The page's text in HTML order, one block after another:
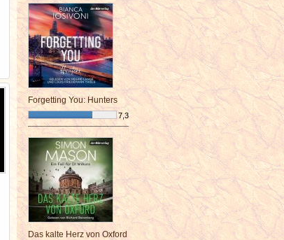
Forgetting You: Hunters
7,3
¯¯¯¯¯¯¯¯¯¯¯¯¯¯¯¯¯¯¯¯¯¯¯¯
Das kalte Herz von Oxford